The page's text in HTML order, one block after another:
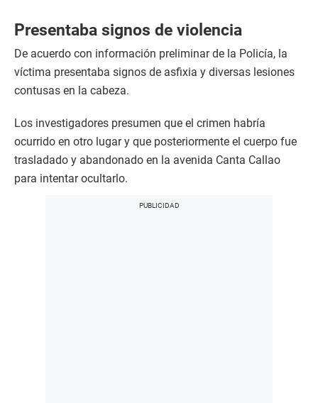
Presentaba signos de violencia
De acuerdo con información preliminar de la Policía, la
víctima presentaba signos de asfixia y diversas lesiones
contusas en la cabeza.
Los investigadores presumen que el crimen habría
ocurrido en otro lugar y que posteriormente el cuerpo fue
trasladado y abandonado en la avenida Canta Callao
para intentar ocultarlo.